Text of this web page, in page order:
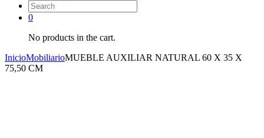
0
No products in the cart.
InicioMobiliarioMUEBLE AUXILIAR NATURAL 60 X 35 X
75,50 CM